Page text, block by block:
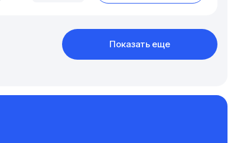
Показать еще